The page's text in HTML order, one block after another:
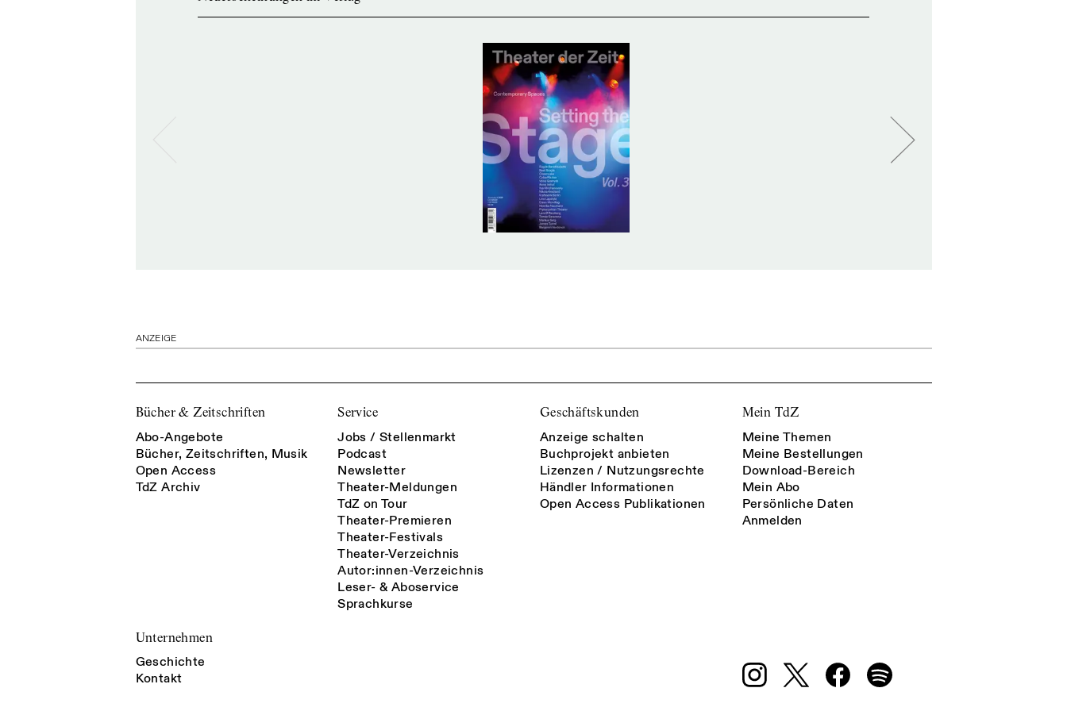
ANZEIGE
Bücher & Zeitschriften
Abo-Angebote
Bücher, Zeitschriften, Musik
Open Access
TdZ Archiv
Service
Jobs / Stellenmarkt
Podcast
Newsletter
Theater-Meldungen
TdZ on Tour
Theater-Premieren
Theater-Festivals
Theater-Verzeichnis
Autor:innen-Verzeichnis
Leser- & Aboservice
Sprachkurse
Geschäftskunden
Anzeige schalten
Buchprojekt anbieten
Lizenzen / Nutzungsrechte
Händler Informationen
Open Access Publikationen
Mein TdZ
Meine Themen
Meine Bestellungen
Download-Bereich
Mein Abo
Persönliche Daten
Anmelden
Unternehmen
Geschichte
Kontakt